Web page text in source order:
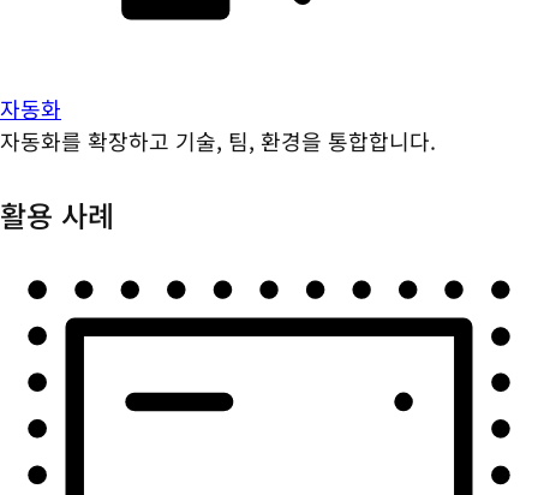
자동화
자동화를 확장하고 기술, 팀, 환경을 통합합니다.
활용 사례